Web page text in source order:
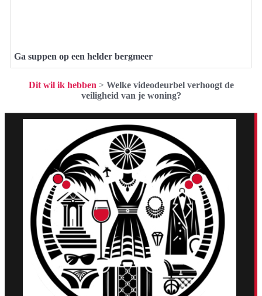
Ga suppen op een helder bergmeer
Dit wil ik hebben > Welke videodeurbel verhoogt de
veiligheid van je woning?